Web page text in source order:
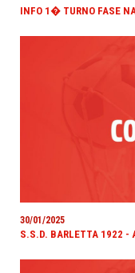
INFO 1� TURNO FASE
30/01/2025
S.S.D. BARLETTA 1922 -